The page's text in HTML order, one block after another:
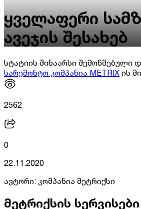
ყველაფერი
ავეჯის შესახებ
სტატიის შინაარსი შემოწმებული
სარემონტო კომპანია METRIX ის
2562
0
22.11.2020
ავტორი: კომპანია მეტრიქსი
მეტრიქსის სერვისები